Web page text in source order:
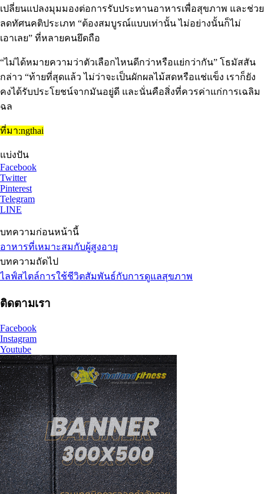
เปลี่ยนแปลงมุมมองต่อการรับประทานอาหารเพื่อสุขภาพ และช่วย
ลดทัศนคติประเภท “ต้องสมบูรณ์แบบเท่านั้น ไม่อย่างนั้นก็ไม่
เอาเลย” ที่หลายคนยึดถือ
“ไม่ได้หมายความว่าตัวเลือกไหนดีกว่าหรือแย่กว่ากัน” โธมัสสัน
กล่าว “ท้ายที่สุดแล้ว ไม่ว่าจะเป็นผักผลไม้สดหรือแช่แข็ง เราก็ยัง
คงได้รับประโยชน์จากมันอยู่ดี และนั่นคือสิ่งที่ควรค่าแก่การเฉลิม
ฉล
ที่มา:ngthai
แบ่งปัน
Facebook
Twitter
Pinterest
Telegram
LINE
บทความก่อนหน้านี้
อาหารที่เหมาะสมกับผู้สูงอายุ
บทความถัดไป
ไลฟ์สไตล์การใช้ชีวิตสัมพันธ์กับการดูแลสุขภาพ
ติดตามเรา
Facebook
Instagram
Youtube